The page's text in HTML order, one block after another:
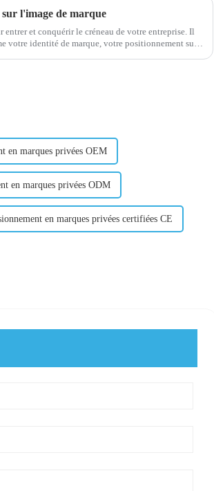
l'image de marque
et conquérir le créneau de votre entreprise. Il
votre identité de marque, votre positionnement sur
en marques privées OEM
en marques privées ODM
en marques privées certifiées CE